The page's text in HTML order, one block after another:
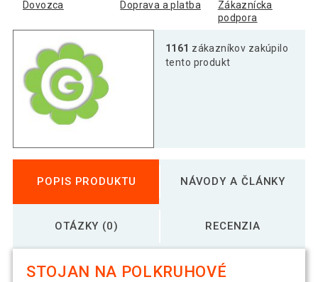
Dovozca Doprava a platba
Zákaznícka
podpora
1161 zákazníkov zakúpilo
tento produkt
POPIS PRODUKTU NÁVODY A ČLÁNKY
OTÁZKY (0) RECENZIA
STOJAN NA POLKRUHOVÉ